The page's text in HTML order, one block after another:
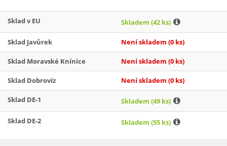
Sklad v EU Skladem (42 ks)
Sklad Javůrek Není skladem (0 ks)
Sklad Moravské Knínice Není skladem (0 ks)
Sklad Dobrovíz Není skladem (0 ks)
Sklad DE-1 Skladem (49 ks)
Sklad DE-2 Skladem (55 ks)